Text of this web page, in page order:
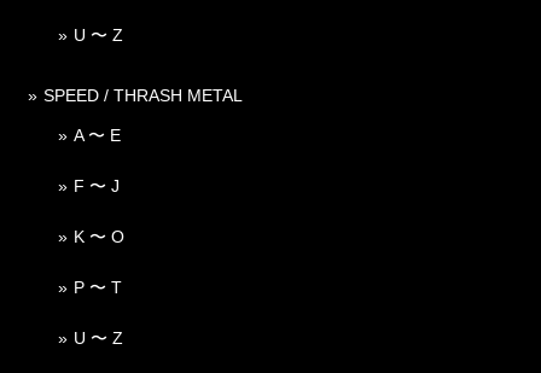
U 〜 Z
SPEED / THRASH METAL
A 〜 E
F 〜 J
K 〜 O
P 〜 T
U 〜 Z